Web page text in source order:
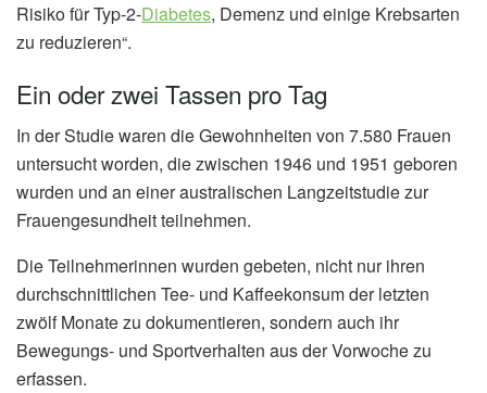
Risiko für Typ-2-Diabetes, Demenz und einige Krebsarten
zu reduzieren“.
Ein oder zwei Tassen pro Tag
In der Studie waren die Gewohnheiten von 7.580 Frauen
untersucht worden, die zwischen 1946 und 1951 geboren
wurden und an einer australischen Langzeitstudie zur
Frauengesundheit teilnehmen.
Die Teilnehmerinnen wurden gebeten, nicht nur ihren
durchschnittlichen Tee- und Kaffeekonsum der letzten
zwölf Monate zu dokumentieren, sondern auch ihr
Bewegungs- und Sportverhalten aus der Vorwoche zu
erfassen.